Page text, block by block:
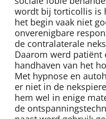
wordt bij torticollis is
het begin vaak niet
onverenigbare
de contralaterale
Daarom werd
handhaven van het
Met hypnose en
er niet in de
hem wel in enige
de